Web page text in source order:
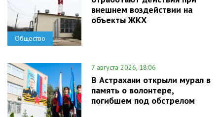
Общество
внешнем воздействии на
объекты ЖКХ
7 августа 2026, 18:06
В Астрахани открыли мурал в
память о волонтере,
погибшем под обстрелом